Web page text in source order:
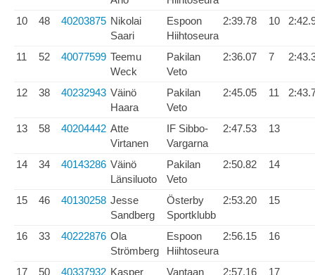
10 48 40203875 Nikolai
Saari
Espoon
Hiihtoseura
2:39.78 10
11 52 40077599 Teemu
Weck
Pakilan
Veto
2:36.07 7
12 38 40232943 Väinö
Haara
Pakilan
Veto
2:45.05 11
13 58 40204442 Atte
Virtanen
IF Sibbo-
Vargarna
2:47.53 13
14 34 40143286 Väinö
Länsiluoto
Pakilan
Veto
2:50.82 14
15 46 40130258 Jesse
Sandberg
Österby
Sportklubb
2:53.20 15
16 33 40222876 Ola
Strömberg
Espoon
Hiihtoseura
2:56.15 16
17 50 40337932 Kasper Vantaan 2:57.16 17